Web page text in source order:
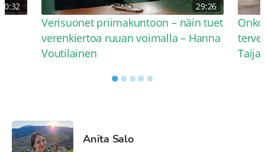
30:32 29:26
Verisuonet priimakuntoon – näin tuet
verenkiertoa ruuan voimalla – Hanna
Voutilainen
Taija
●●●●●
Anita Salo